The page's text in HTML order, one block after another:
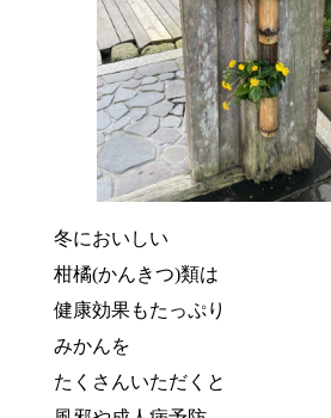
冬においしい
柑橘(かんきつ)類は
健康効果もたっぷり
みかんを
たくさんいただくと